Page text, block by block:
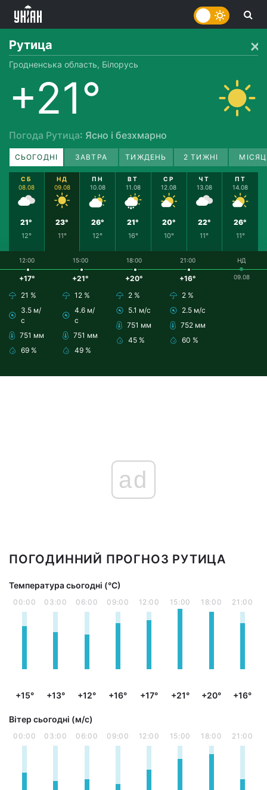
Рутица
Гродненська область, Білорусь
+21°
Погода Рутица: Ясно і безхмарно
СЬОГОДНІ ЗАВТРА ТИЖДЕНЬ 2 ТИЖНІ
СБ
08.08
21°
12°
НД
09.08
23°
11°
ПН
10.08
26°
12°
ВТ
11.08
21°
16°
СР
12.08
20°
10°
ЧТ
13.08
22°
11°
ПТ
14.08
26°
11°
12:00
+17°
21 %
3.5 м/
с
751 мм
69 %
15:00
+21°
12 %
4.6 м/
с
751 мм
49 %
18:00
+20°
2 %
5.1 м/с
751 мм
45 %
21:00
+16°
2 %
2.5 м/с
752 мм
60 %
НД
09.08
ad
ПОГОДИННИЙ ПРОГНОЗ РУТИЦА
Температура сьогодні (°С)
00:00
+15°
03:00
+13°
06:00
+12°
09:00
+16°
12:00
+17°
15:00
+21°
18:00
+20°
21:00
+16°
Вітер сьогодні (м/с)
00:00 03:00 06:00 09:00 12:00 15:00 18:00 21:00